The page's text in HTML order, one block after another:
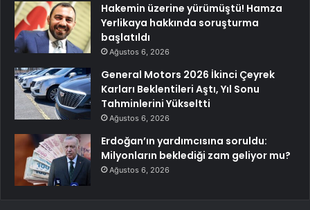
Hakemin üzerine yürümüştü! Hamza
Yerlikaya hakkında soruşturma
başlatıldı
Ağustos 6, 2026
General Motors 2026 İkinci Çeyrek
Karları Beklentileri Aştı, Yıl Sonu
Tahminlerini Yükseltti
Ağustos 6, 2026
Erdoğan’ın yardımcısına soruldu:
Milyonların beklediği zam geliyor mu?
Ağustos 6, 2026